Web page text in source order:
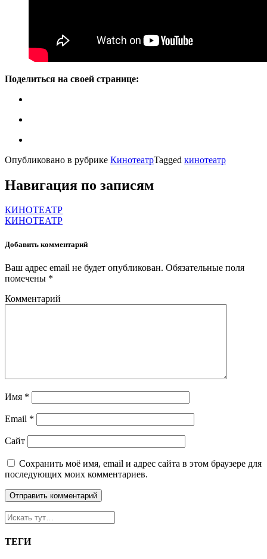
Поделиться на своей странице:
Опубликовано в рубрике КинотеатрTagged кинотеатр
Навигация по записям
КИНОТЕАТР
КИНОТЕАТР
Добавить комментарий
Ваш адрес email не будет опубликован. Обязательные поля
помечены *
Комментарий
Имя *
Email *
Сайт
Сохранить моё имя, email и адрес сайта в этом браузере для
последующих моих комментариев.
ТЕГИ